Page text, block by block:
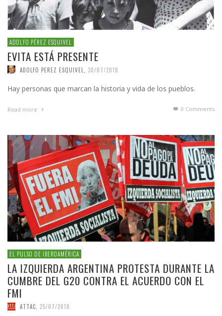
ADOLFO PÉREZ ESQUIVEL
EVITA ESTÁ PRESENTE
ADOLFO PEREZ ESQUIVEL 30/07/2018
Hay personas que marcan la historia y vida de los pueblos.
Read more 0 Comments
EL PULSO DE IBEROAMÉRICA
LA IZQUIERDA ARGENTINA PROTESTA DURANTE LA
CUMBRE DEL G20 CONTRA EL ACUERDO CON EL
FMI
ATTAC 25/07/2018